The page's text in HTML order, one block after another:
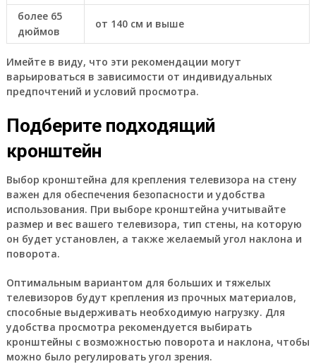
более 65
дюймов
от 140 см и выше
Имейте в виду, что эти рекомендации могут
варьироваться в зависимости от индивидуальных
предпочтений и условий просмотра.
Подберите подходящий
кронштейн
Выбор кронштейна для крепления телевизора на стену
важен для обеспечения безопасности и удобства
использования. При выборе кронштейна учитывайте
размер и вес вашего телевизора, тип стены, на которую
он будет установлен, а также желаемый угол наклона и
поворота.
Оптимальным вариантом для больших и тяжелых
телевизоров будут крепления из прочных материалов,
способные выдерживать необходимую нагрузку. Для
удобства просмотра рекомендуется выбирать
кронштейны с возможностью поворота и наклона, чтобы
можно было регулировать угол зрения.